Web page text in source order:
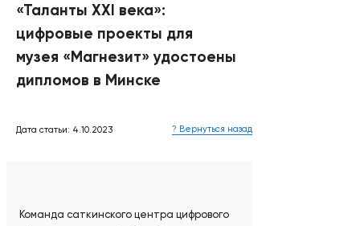
Дата статьи: 4.10.2023
«Таланты XXI века»:
цифровые проекты для
музея «Магнезит» удостоены
дипломов в Минске
Команда саткинского центра цифрового
? Вернуться назад